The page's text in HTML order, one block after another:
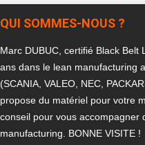
QUI SOMMES-NOUS ?
Marc DUBUC, certifié Black
ans dans le lean manufacturing
(SCANIA, VALEO, NEC,
propose du matériel pour votre
conseil pour vous accompagner
manufacturing. BONNE VISITE !